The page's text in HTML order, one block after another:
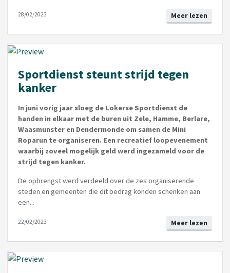
Meer lezen
28/02/2023
Sportdienst steunt strijd tegen
kanker
In juni vorig jaar sloeg de Lokerse Sportdienst de
handen in elkaar met de buren uit Zele, Hamme, Berlare,
Waasmunster en Dendermonde om samen de Mini
Roparun te organiseren. Een recreatief loopevenement
waarbij zoveel mogelijk geld werd ingezameld voor de
strijd tegen kanker.
De opbrengst werd verdeeld over de zes organiserende
steden en gemeenten die dit bedrag konden schenken aan
een...
Meer lezen
22/02/2023